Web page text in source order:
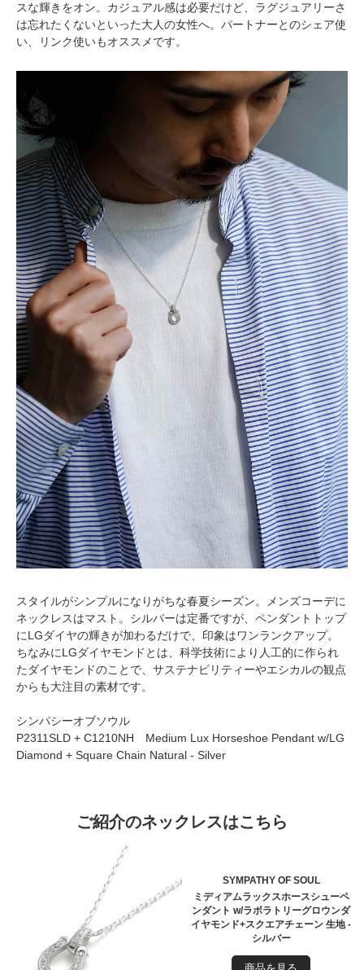
スな輝きをオン。カジュアル感は必要だけど、ラグジュアリーさ
は忘れたくないといった大人の女性へ。パートナーとのシェア使
い、リンク使いもオススメです。
スタイルがシンプルになりがちな春夏シーズン。メンズコーデに
ネックレスはマスト。シルバーは定番ですが、ペンダントトップ
にLGダイヤの輝きが加わるだけで、印象はワンランクアップ。
ちなみにLGダイヤモンドとは、科学技術により人工的に作られ
たダイヤモンドのことで、サステナビリティーやエシカルの観点
からも大注目の素材です。
シンパシーオブソウル
P2311SLD + C1210NH Medium Lux Horseshoe Pendant w/LG
Diamond + Square Chain Natural - Silver
ご紹介のネックレスはこちら
SYMPATHY OF SOUL
ミディアムラックスホースシューペ
ンダント w/ラボラトリーグロウンダ
イヤモンド+スクエアチェーン 生地 -
シルバー